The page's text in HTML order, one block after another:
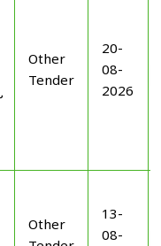
Other
Tender
20-
08-
2026
Other
13-
08-